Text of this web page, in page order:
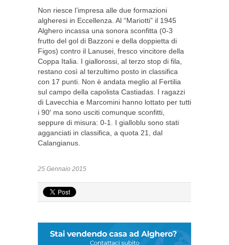
Non riesce l’impresa alle due formazioni
algheresi in Eccellenza. Al “Mariotti” il 1945
Alghero incassa una sonora sconfitta (0-3
frutto del gol di Bazzoni e della doppietta di
Figos) contro il Lanusei, fresco vincitore della
Coppa Italia. I giallorossi, al terzo stop di fila,
restano così al terzultimo posto in classifica
con 17 punti. Non è andata meglio al Fertilia
sul campo della capolista Castiadas. I ragazzi
di Lavecchia e Marcomini hanno lottato per tutti
i 90′ ma sono usciti comunque sconfitti,
seppure di misura: 0-1. I gialloblu sono stati
agganciati in classifica, a quota 21, dal
Calangianus.
25 Gennaio 2015